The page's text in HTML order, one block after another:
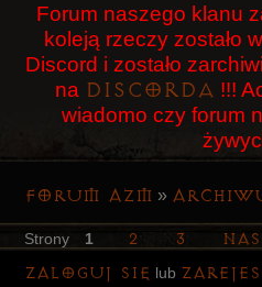
Szukaj
Rejestracja
Logowanie
Forum naszego klanu
koleją rzeczy zostało
Discord i zostało
na Discorda !!!
wiadomo czy forum
Forum AZM »
Strony 1 2 3
Zaloguj się lub